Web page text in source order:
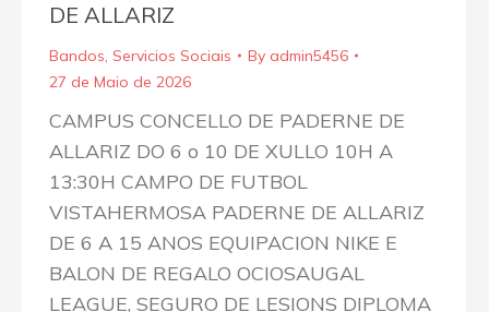
DE ALLARIZ
Bandos, Servicios Sociais By admin5456
27 de Maio de 2026
CAMPUS CONCELLO DE PADERNE DE
ALLARIZ DO 6 o 10 DE XULLO 10H A
13:30H CAMPO DE FUTBOL
VISTAHERMOSA PADERNE DE ALLARIZ
DE 6 A 15 ANOS EQUIPACION NIKE E
BALON DE REGALO OCIOSAUGAL
LEAGUE, SEGURO DE LESIONS DIPLOMA